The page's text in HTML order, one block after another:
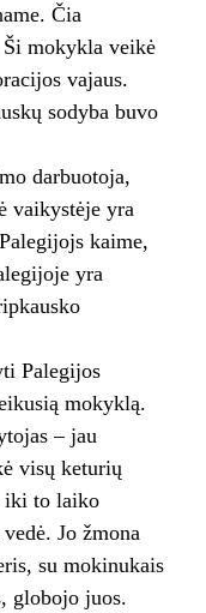
Čia
mokykla veikė
vajaus.
sodyba buvo
darbuotoja,
vaikystėje yra
kaime,
yra
Palegijos
mokyklą.
– jau
visų keturių
iki to laiko
Jo žmona
su mokinukais
globojo juos.